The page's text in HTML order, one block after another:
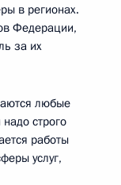
в регионах.
Федерации,
за их
любые
строго
работы
услуг,